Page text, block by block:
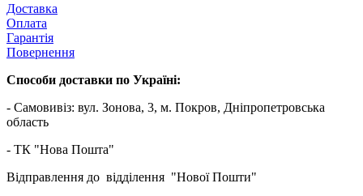
Доставка
Оплата
Гарантія
Повернення
Способи доставки по Україні:
- Самовивіз: вул. Зонова, 3, м. Покров, Дніпропетровська
область
- ТК "Нова Пошта"
Відправлення до відділення "Нової Пошти"